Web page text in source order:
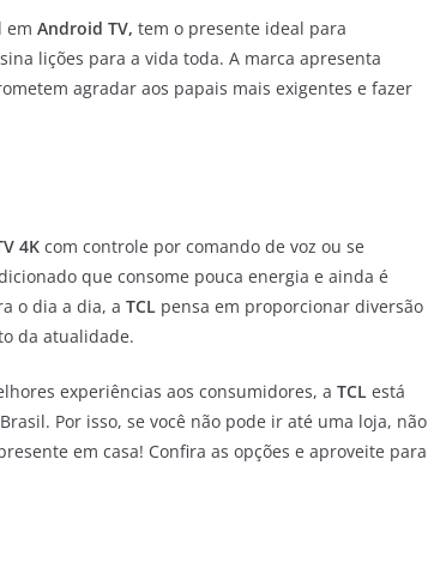
em Android TV, tem o presente ideal para
lições para a vida toda. A marca apresenta
agradar aos papais mais exigentes e fazer
4K com controle por comando de voz ou se
que consome pouca energia e ainda é
o dia a dia, a TCL pensa em proporcionar diversão
da atualidade.
experiências aos consumidores, a TCL está
Por isso, se você não pode ir até uma loja, não
em casa! Confira as opções e aproveite para